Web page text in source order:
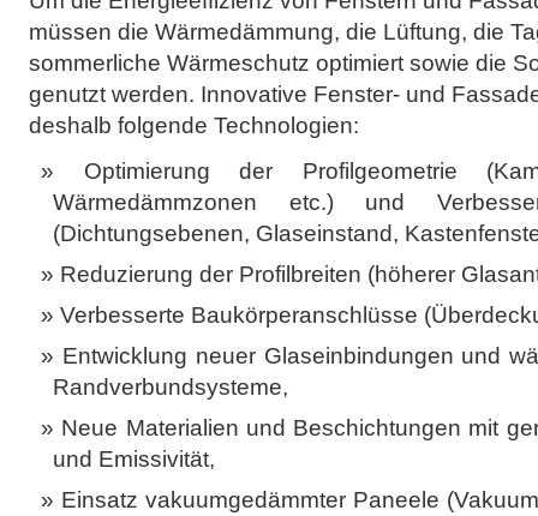
müssen die Wärmedämmung, die Lüftung, die
sommerliche Wärmeschutz optimiert sowie die
genutzt werden. Innovative Fenster- und
deshalb folgende Technologien:
Optimierung der Profilgeometrie
Wärmedämmzonen etc.) und
(Dichtungsebenen, Glaseinstand,
Reduzierung der Profilbreiten (höherer
Verbesserte Baukörperanschlüsse
Entwicklung neuer Glaseinbindungen und
Randverbundsysteme,
Neue Materialien und Beschichtungen mit
und Emissivität,
Einsatz vakuumgedämmter Paneele